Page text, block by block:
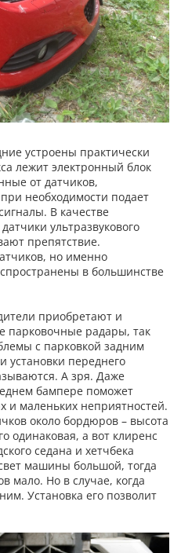
устроены практически
лежит электронный блок
от датчиков,
необходимости подает
В качестве
ультразвукового
препятствие.
но именно
в большинстве
приобретают и
парковочные радары, так
с парковкой задним
установки переднего
А зря. Даже
бампере поможет
и маленьких неприятностей.
около бордюров – высота
одинаковая, а вот клиренс
седана и хетчбека
машины большой, тогда
мало. Но в случае, когда
Установка его позволит